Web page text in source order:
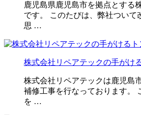
鹿児島県鹿児島市を拠点とする
です。 このたびは、弊社ついて
思 …
株式会社リペアテックの手がけ
株式会社リペアテックは鹿児島
補修工事を行なっております。
を …